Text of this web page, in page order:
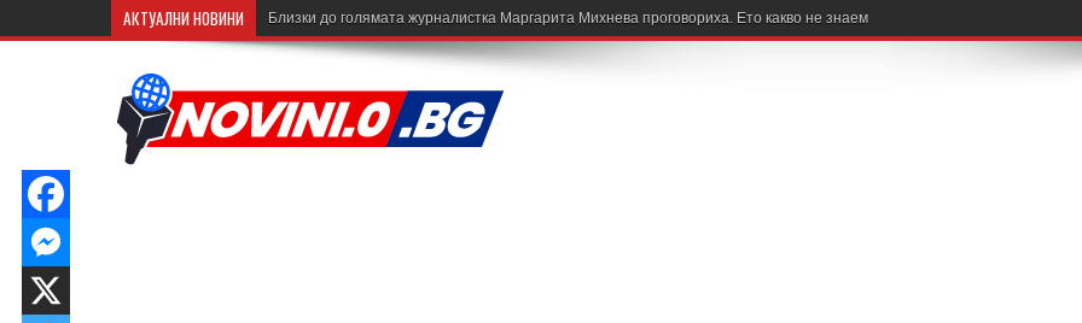
АКТУАЛНИ НОВИНИ Близки до голямата журналистка Маргарита Михнева проговориха. Ето какво не знаем